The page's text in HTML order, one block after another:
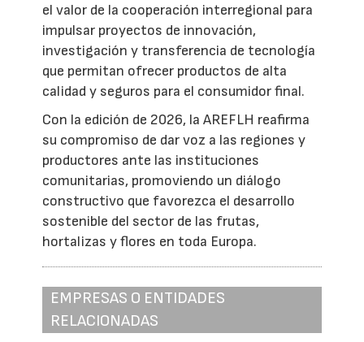
el valor de la cooperación interregional para
impulsar proyectos de innovación,
investigación y transferencia de tecnología
que permitan ofrecer productos de alta
calidad y seguros para el consumidor final.
Con la edición de 2026, la AREFLH reafirma
su compromiso de dar voz a las regiones y
productores ante las instituciones
comunitarias, promoviendo un diálogo
constructivo que favorezca el desarrollo
sostenible del sector de las frutas,
hortalizas y flores en toda Europa.
EMPRESAS O ENTIDADES
RELACIONADAS